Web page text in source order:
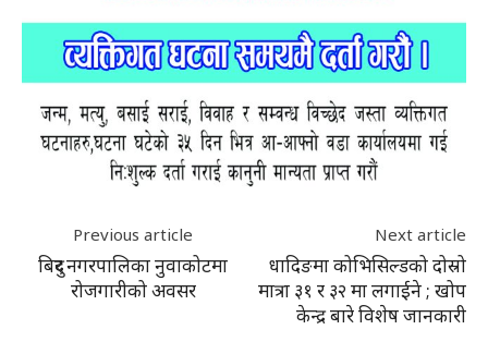
Previous article
बिदुर नगरपालिका नुवाकोटमा
रोजगारीको अवसर
Next article
धादिङमा कोभिसिल्डको दोस्रो
मात्रा ३१ र ३२ मा लगाईने ; खोप
केन्द्र बारे विशेष जानकारी